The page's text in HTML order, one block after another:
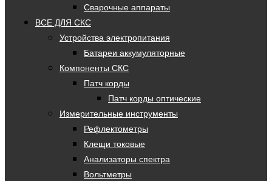
Сварочные аппараты
ВСЕ ДЛЯ СКС
Устройства электропитания
Батареи аккумуляторные
Компоненты СКС
Патч корды
Патч корды оптические
Измерительные инструменты
Рефлектометры
Клещи токовые
Анализаторы спектра
Вольтметры